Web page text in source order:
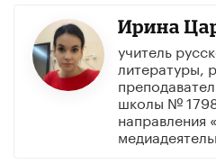
Ирина
учитель
литературы,
школы №
направления